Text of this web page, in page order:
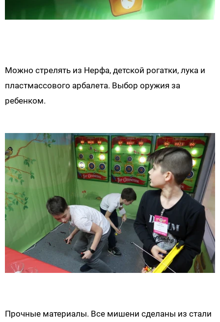
Можно стрелять из Нерфа, детской рогатки, лука и
пластмассового арбалета. Выбор оружия за
ребенком.
Прочные материалы. Все мишени сделаны из стали